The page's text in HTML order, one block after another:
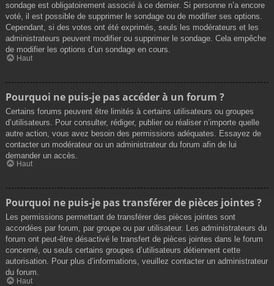
sondage est obligatoirement associé à ce dernier. Si personne n’a encore
voté, il est possible de supprimer le sondage ou de modifier ses options.
Cependant, si des votes ont été exprimés, seuls les modérateurs et les
administrateurs peuvent modifier ou supprimer le sondage. Cela empêche
de modifier les options d’un sondage en cours.
Haut
Pourquoi ne puis-je pas accéder à un forum ?
Certains forums peuvent être limités à certains utilisateurs ou groupes
d’utilisateurs. Pour consulter, rédiger, publier ou réaliser n’importe quelle
autre action, vous avez besoin des permissions adéquates. Essayez de
contacter un modérateur ou un administrateur du forum afin de lui
demander un accès.
Haut
Pourquoi ne puis-je pas transférer de pièces jointes ?
Les permissions permettant de transférer des pièces jointes sont
accordées par forum, par groupe ou par utilisateur. Les administrateurs du
forum ont peut-être désactivé le transfert de pièces jointes dans le forum
concerné, ou seuls certains groupes d’utilisateurs détiennent cette
autorisation. Pour plus d’informations, veuillez contacter un administrateur
du forum.
Haut